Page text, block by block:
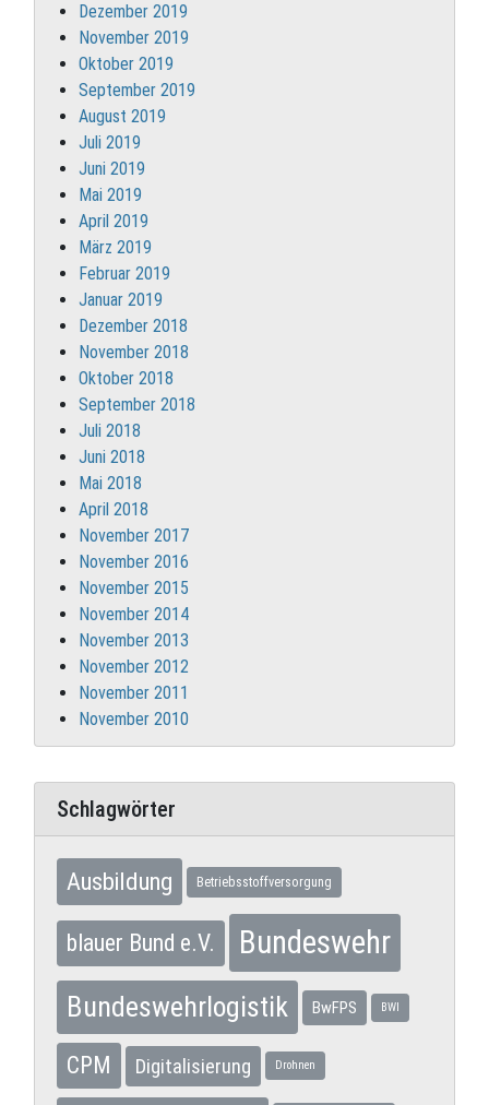
Dezember 2019
November 2019
Oktober 2019
September 2019
August 2019
Juli 2019
Juni 2019
Mai 2019
April 2019
März 2019
Februar 2019
Januar 2019
Dezember 2018
November 2018
Oktober 2018
September 2018
Juli 2018
Juni 2018
Mai 2018
April 2018
November 2017
November 2016
November 2015
November 2014
November 2013
November 2012
November 2011
November 2010
Schlagwörter
Ausbildung Betriebsstoffversorgung
blauer Bund e.V. Bundeswehr
Bundeswehrlogistik BwFPS BWI
CPM Digitalisierung Drohnen